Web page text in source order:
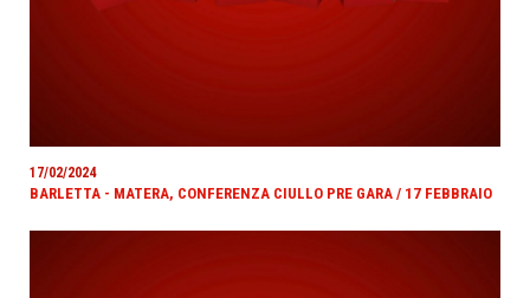
17/02/2024
BARLETTA - MATERA, CONFERENZA CIULLO PRE GARA / 17 FEBBRAIO